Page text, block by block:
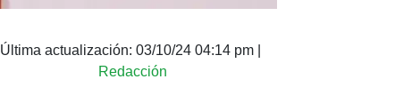
Última actualización: 03/10/24 04:14 pm
Redacción